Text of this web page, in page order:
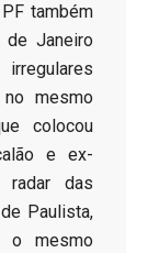
também
Janeiro
no mesmo
colocou
e ex-
radar das
Paulista,
o mesmo